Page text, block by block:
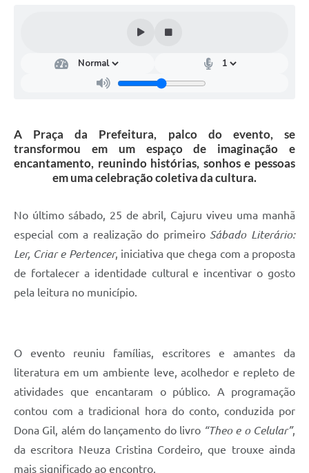
A Praça da Prefeitura, palco do evento, se
transformou em um espaço de imaginação e
encantamento, reunindo histórias, sonhos e pessoas
em uma celebração coletiva da cultura.
No último sábado, 25 de abril, Cajuru viveu uma manhã
especial com a realização do primeiro Sábado Literário:
Ler, Criar e Pertencer, iniciativa que chega com a proposta
de fortalecer a identidade cultural e incentivar o gosto
pela leitura no município.
O evento reuniu famílias, escritores e amantes da
literatura em um ambiente leve, acolhedor e repleto de
atividades que encantaram o público. A programação
contou com a tradicional hora do conto, conduzida por
Dona Gil, além do lançamento do livro “Theo e o Celular”,
da escritora Neuza Cristina Cordeiro, que trouxe ainda
mais significado ao encontro.